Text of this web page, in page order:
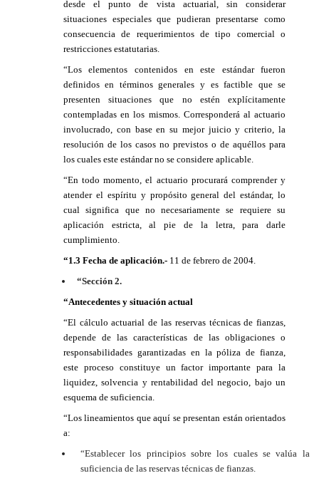
desde el punto de vista actuarial, sin considerar
situaciones especiales que pudieran presentarse como
consecuencia de requerimientos de tipo comercial o
restricciones estatutarias.
“Los elementos contenidos en este estándar fueron
definidos en términos generales y es factible que se
presenten situaciones que no estén explícitamente
contempladas en los mismos. Corresponderá al actuario
involucrado, con base en su mejor juicio y criterio, la
resolución de los casos no previstos o de aquéllos para
los cuales este estándar no se considere aplicable.
“En todo momento, el actuario procurará comprender y
atender el espíritu y propósito general del estándar, lo
cual significa que no necesariamente se requiere su
aplicación estricta, al pie de la letra, para darle
cumplimiento.
“1.3 Fecha de aplicación.-11 de febrero de 2004.
“Sección 2.
“Antecedentes y situación actual
“El cálculo actuarial de las reservas técnicas de fianzas,
depende de las características de las obligaciones o
responsabilidades garantizadas en la póliza de fianza,
este proceso constituye un factor importante para la
liquidez, solvencia y rentabilidad del negocio, bajo un
esquema de suficiencia.
“Los lineamientos que aquí se presentan están orientados
a:
“Establecer los principios sobre los cuales se valúa la
suficiencia de las reservas técnicas de fianzas.